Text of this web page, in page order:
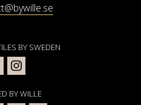
BY SWEDEN
BY WILLE